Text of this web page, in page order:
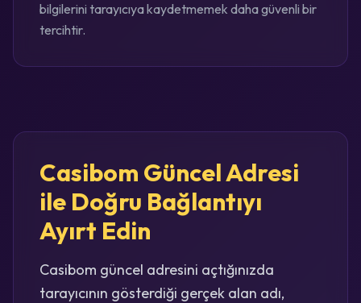
bilgilerini tarayıcıya kaydetmemek daha güvenli bir
tercihtir.
Casibom Güncel Adresi
ile Doğru Bağlantıyı
Ayırt Edin
Casibom güncel adresini açtığınızda
tarayıcının gösterdiği gerçek alan adı,